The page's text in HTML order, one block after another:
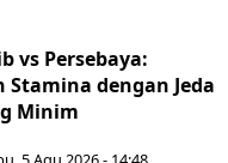
vs Persebaya:
dengan Jeda
Minim